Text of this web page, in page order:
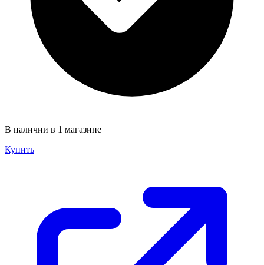
В наличии в 1 магазине
Купить